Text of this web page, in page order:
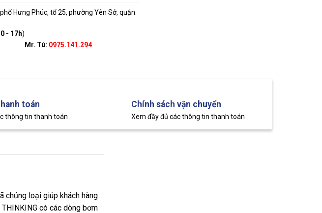
Hưng Phúc, tổ 25, phường Yên Sở, quận
- 17h)
Mr. Tú: 0975.141.294
toán
thông tin thanh toán
Chính sách vận chuyển
Xem đầy đủ các thông tin thanh toán
chủng loại giúp khách hàng
có các dòng bơm